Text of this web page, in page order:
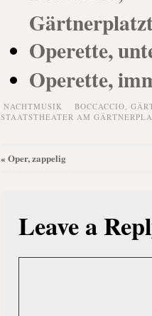
Operette,
Operette,
NACHTMUSIK BOCCACCIO,
STAATSTHEATER AM
« Oper, zappelig
Leave a